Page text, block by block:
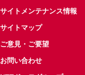
サイトメンテナンス情報
サイトマップ
ご意見・ご要望
お問い合わせ